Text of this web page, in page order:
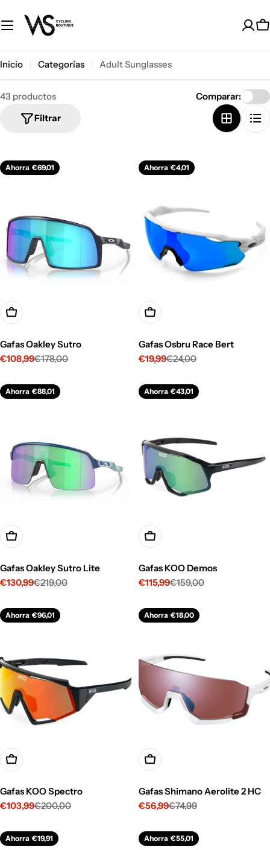
al
contenido
Inicio Categorías Adult Sunglasses
43 productos
Filtrar
Comparar:
Ahorra €69,01
Opciones
Gafas Oakley Sutro
Precio
venta
€108,99
Precio €178,00
Ahorra €4,01
Opciones
Gafas Osbru Race Bert
Precio
venta
€19,99
Precio€24,00
Ahorra €88,01
Opciones
Gafas Oakley Sutro Lite
Precio
venta
€130,99
Precio €219,00
Ahorra €43,01
Opciones
Gafas KOO Demos
Precio
venta
€115,99
Precio €159,00
Ahorra €96,01
Opciones
Gafas KOO Spectro
Precio
venta
€103,99
Precio €200,00
Ahorra €18,00
Opciones
Gafas Shimano Aerolite 2 HC
Precio
venta
€56,99
Precio €74,99
Ahorra €19,91 Ahorra €55,01